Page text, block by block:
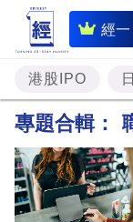
經一
即
時
財
經
題
投
港股IPO
專題合輯：